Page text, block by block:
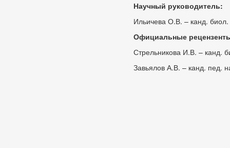
Научный руководитель:
Ильичева О.В. – канд. биол.
Официальные
Стрельникова И.В. – канд.
Завьялов А.В. – канд. пед.